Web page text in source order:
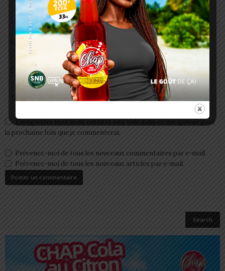
Enregistrer mon nom, email et site web dans ce navigateur pour
la prochaine fois que je commenterai.
Prévenez-moi de tous les nouveaux commentaires par e-mail.
Prévenez-moi de tous les nouveaux articles par e-mail.